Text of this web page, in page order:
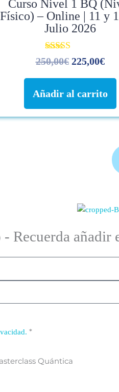
Curso Nivel 1 BQ
Físico) – Online | 11 y
Julio 2026
Valorado con
4.96
de 5
250,00€ 225,00€
Añadir al carrito
Recuerda añadir
*